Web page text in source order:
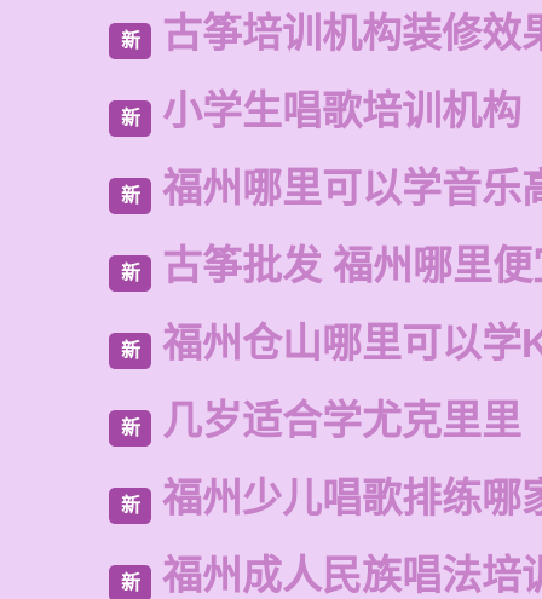
新 古筝培训机构装修效
新 小学生唱歌培训机构
新 福州哪里可以学音乐
新 古筝批发 福州哪里
新 福州仓山哪里可以学
新 几岁适合学尤克里里
新 福州少儿唱歌排练哪
新 福州成人民族唱法培